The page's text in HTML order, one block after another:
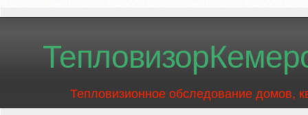
Тепловизионное обследование